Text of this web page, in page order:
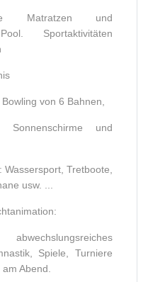
Matratzen und
Sportaktivitäten
von 6 Bahnen,
und
Tretboote,
usw. ...
Spiele, Turniere
Abend.